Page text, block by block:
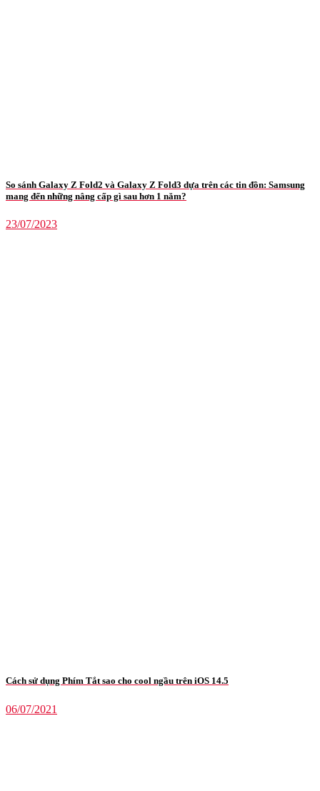
So sánh Galaxy Z Fold2 và Galaxy Z Fold3 dựa trên các tin đồn: Samsung
mang đến những nâng cấp gì sau hơn 1 năm?
23/07/2023
Cách sử dụng Phím Tắt sao cho cool ngầu trên iOS 14.5
06/07/2021